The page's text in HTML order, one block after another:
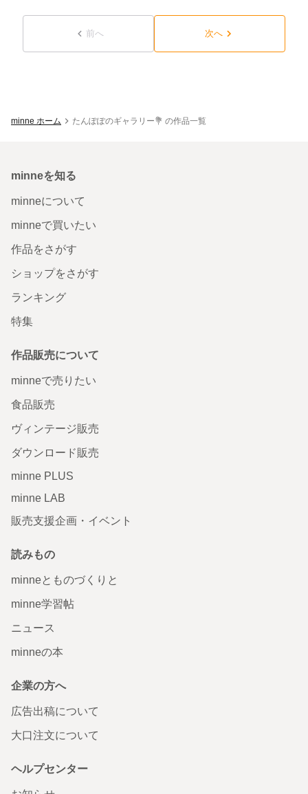
前へ 次へ
minne ホーム たんぽぽのギャラリー💐 の作品一覧
minneを知る
minneについて
minneで買いたい
作品をさがす
ショップをさがす
ランキング
特集
作品販売について
minneで売りたい
食品販売
ヴィンテージ販売
ダウンロード販売
minne PLUS
minne LAB
販売支援企画・イベント
読みもの
minneとものづくりと
minne学習帖
ニュース
minneの本
企業の方へ
広告出稿について
大口注文について
ヘルプセンター